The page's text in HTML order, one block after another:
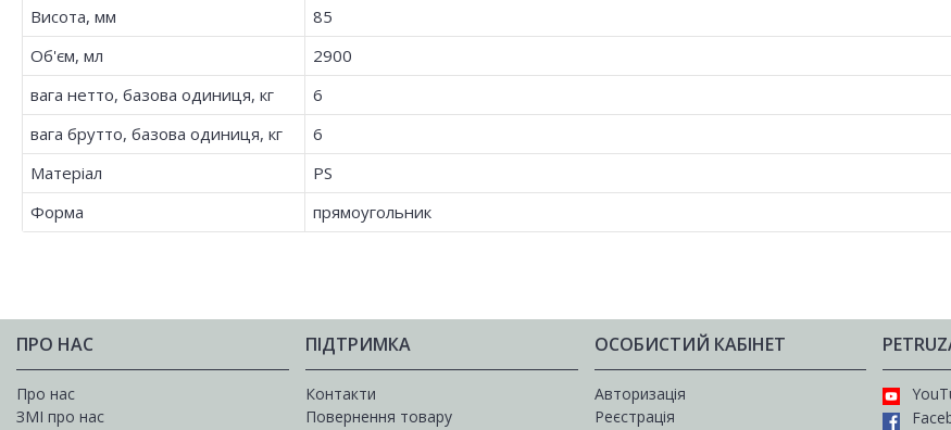
Висота, мм
85
Об'єм, мл
2900
вага нетто, базова одиниця, кг
6
вага брутто, базова одиниця, кг
6
Матеріал
PS
Форма
прямоугольник
ПРО НАС
Про нас
ЗМІ про нас
ПІДТРИМКА
Контакти
Повернення товару
ОСОБИСТИЙ КАБІНЕТ
Авторизація
Реєстрація